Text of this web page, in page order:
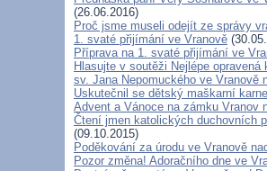
(26.06.2016)
Proč jsme museli odejít ze správy
1. svaté přijímání ve Vranově
Příprava na 1. svaté přijímání ve
Hlasujte v soutěži Nejlépe
sv. Jana Nepomuckého ve Vranově
Uskutečnil se dětský maškarní
Advent a Vánoce na zámku Vranov
Čtení jmen katolických duchovních
(09.10.2015)
Poděkování za úrodu ve Vranově
Pozor změna! Adoračního dne ve